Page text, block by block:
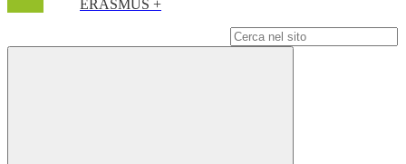
ERASMUS +